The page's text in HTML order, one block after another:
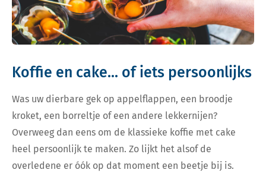
Koffie en cake... of iets persoonlijks
Was uw dierbare gek op appelflappen, een broodje
kroket, een borreltje of een andere lekkernijen?
Overweeg dan eens om de klassieke koffie met cake
heel persoonlijk te maken. Zo lijkt het alsof de
overledene er óók op dat moment een beetje bij is.